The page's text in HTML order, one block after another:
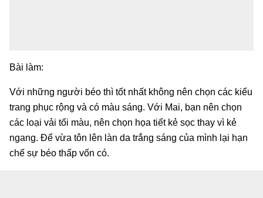
Bài làm:
Với những người béo thì tốt nhất không nên chọn các kiểu
trang phục rộng và có màu sáng. Với Mai, bạn nên chọn
các loại vải tối màu, nên chọn họa tiết kẻ sọc thay vì kẻ
ngang. Để vừa tôn lên làn da trắng sáng của mình lại hạn
chế sự béo thấp vốn có.